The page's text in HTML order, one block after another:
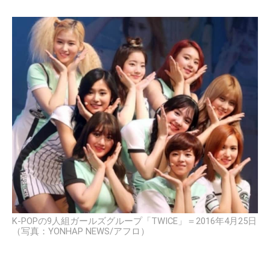
K-POPの9人組ガールズグループ「TWICE」＝2016年4月25日
（写真：YONHAP NEWS/アフロ）